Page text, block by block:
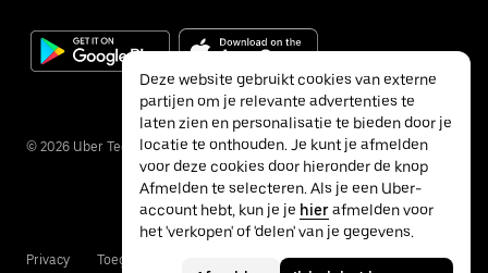
© 2026 Uber Technologies Inc.
Privacy Toegankelijkheid Voorwaarden
Deze website gebruikt cookies van externe
partijen om je relevante advertenties te
laten zien en personalisatie te bieden door je
locatie te onthouden. Je kunt je afmelden
voor deze cookies door hieronder de knop
Afmelden te selecteren. Als je een Uber-
account hebt, kun je je hierafmelden voor
het 'verkopen' of 'delen' van je gegevens.